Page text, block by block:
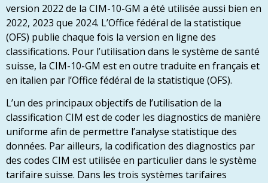
version 2022 de la CIM-10-GM a été utilisée aussi bien en
2022, 2023 que 2024. L’Office fédéral de la statistique
(OFS) publie chaque fois la version en ligne des
classifications. Pour l’utilisation dans le système de santé
suisse, la CIM-10-GM est en outre traduite en français et
en italien par l’Office fédéral de la statistique (OFS).
L’un des principaux objectifs de l’utilisation de la
classification CIM est de coder les diagnostics de manière
uniforme afin de permettre l’analyse statistique des
données. Par ailleurs, la codification des diagnostics par
des codes CIM est utilisée en particulier dans le système
tarifaire suisse. Dans les trois systèmes tarifaires